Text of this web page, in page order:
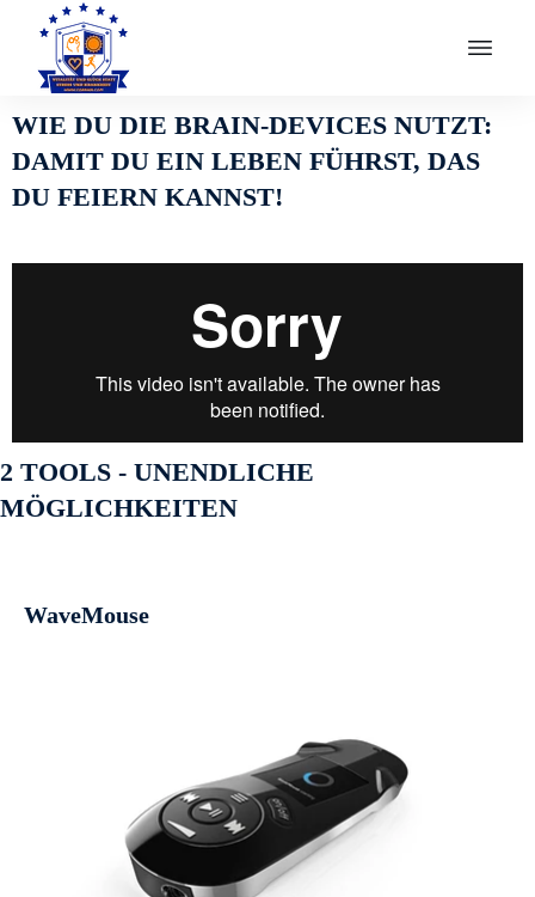
WIE DU DIE BRAIN-DEVICES NUTZT:
DAMIT DU EIN LEBEN FÜHRST, DAS
DU FEIERN KANNST!
2 TOOLS - UNENDLICHE
MÖGLICHKEITEN
WaveMouse